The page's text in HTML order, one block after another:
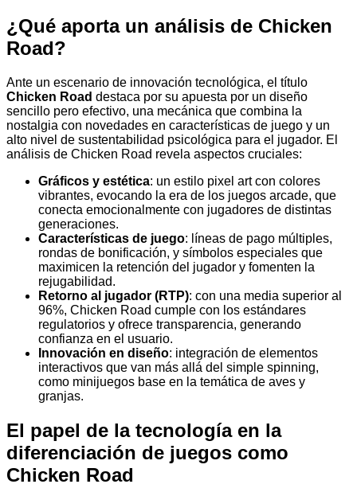
¿Qué aporta un análisis de Chicken
Road?
Ante un escenario de innovación tecnológica, el título
Chicken Road destaca por su apuesta por un diseño
sencillo pero efectivo, una mecánica que combina la
nostalgia con novedades en características de juego y un
alto nivel de sustentabilidad psicológica para el jugador. El
análisis de Chicken Road revela aspectos cruciales:
Gráficos y estética: un estilo pixel art con colores
vibrantes, evocando la era de los juegos arcade, que
conecta emocionalmente con jugadores de distintas
generaciones.
Características de juego: líneas de pago múltiples,
rondas de bonificación, y símbolos especiales que
maximicen la retención del jugador y fomenten la
rejugabilidad.
Retorno al jugador (RTP): con una media superior al
96%, Chicken Road cumple con los estándares
regulatorios y ofrece transparencia, generando
confianza en el usuario.
Innovación en diseño: integración de elementos
interactivos que van más allá del simple spinning,
como minijuegos base en la temática de aves y
granjas.
El papel de la tecnología en la
diferenciación de juegos como
Chicken Road